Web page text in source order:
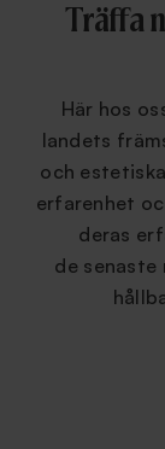
Träffa
Här hos
landets
och
erfarenhet
deras
de